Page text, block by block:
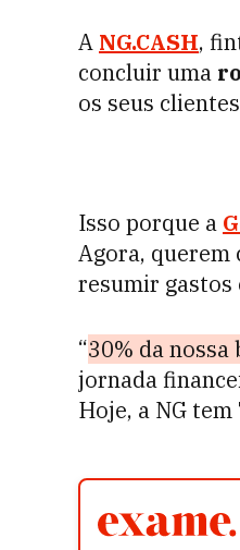
A NG.CASH,
concluir uma
os seus
Isso porque a
Agora, querem
resumir gastos
“30% da nossa
jornada
Hoje, a NG